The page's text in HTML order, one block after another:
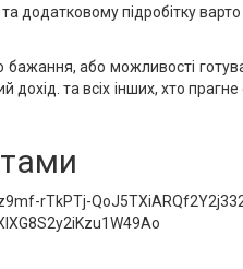
додатковому підробітку
або можливості
та всіх інших, хто